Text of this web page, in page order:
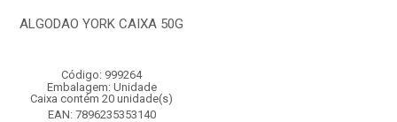
ALGODAO YORK CAIXA 50G
Código: 999264
Embalagem: Unidade
Caixa contém 20 unidade(s)
EAN: 7896235353140